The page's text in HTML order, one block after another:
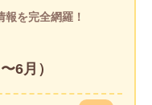
報を完全網羅！
6月）